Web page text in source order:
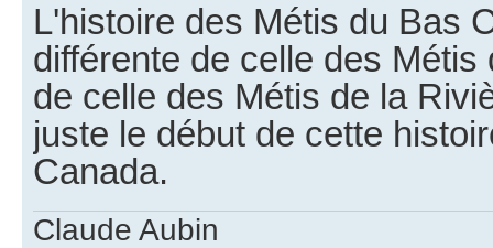
L'histoire des Métis du Bas
différente de celle des
de celle des Métis de la
juste le début de cette
Canada.
Claude Aubin